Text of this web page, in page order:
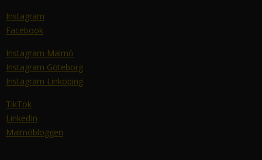
Instagram
Facebook
Instagram Malmö
Instagram Göteborg
Instagram Linköping
TikTok
LinkedIn
Malmöbloggen